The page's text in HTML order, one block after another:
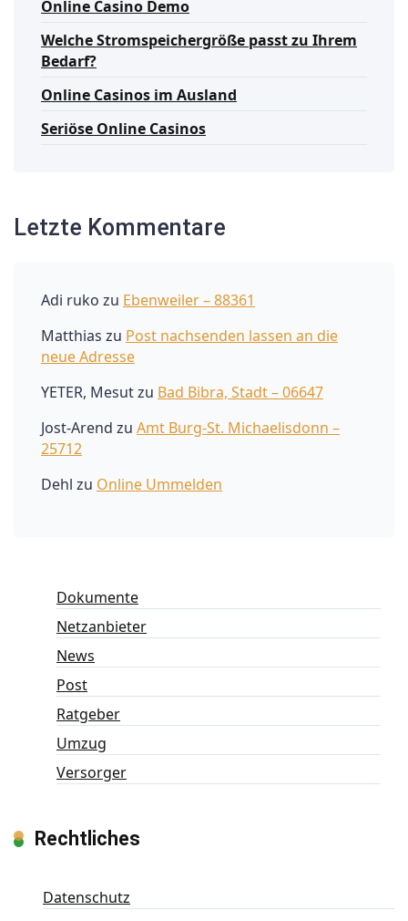
Online Casino Demo
Welche Stromspeichergröße passt zu Ihrem
Bedarf?
Online Casinos im Ausland
Seriöse Online Casinos
Letzte Kommentare
Adi ruko zu Ebenweiler – 88361
Matthias zu Post nachsenden lassen an die
neue Adresse
YETER, Mesutzu Bad Bibra, Stadt – 06647
Jost-Arend zu Amt Burg-St. Michaelisdonn –
25712
Dehl zu Online Ummelden
Dokumente
Netzanbieter
News
Post
Ratgeber
Umzug
Versorger
Rechtliches
Datenschutz